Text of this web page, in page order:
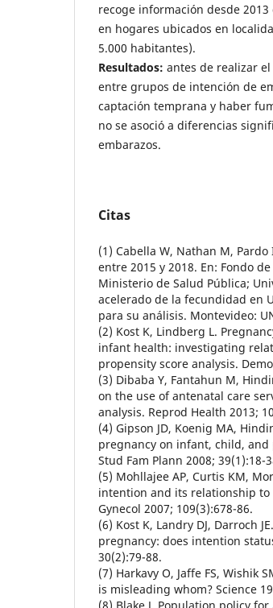
recoge información desde
en hogares ubicados en
5.000 habitantes).
Resultados: antes de realizar
entre grupos de intención de
captación temprana y haber
no se asoció a diferencias
embarazos.
Citas
(1) Cabella W, Nathan M,
entre 2015 y 2018. En: Fondo
Ministerio de Salud Pública;
acelerado de la fecundidad en
para su análisis. Montevideo:
(2) Kost K, Lindberg L.
infant health: investigating
propensity score analysis.
(3) Dibaba Y, Fantahun M,
on the use of antenatal care
analysis. Reprod Health 2013;
(4) Gipson JD, Koenig MA,
pregnancy on infant, child,
Stud Fam Plann 2008; 39(1):18-
(5) Mohllajee AP, Curtis KM,
intention and its relationship
Gynecol 2007; 109(3):678-86.
(6) Kost K, Landry DJ, Darroch
pregnancy: does intention
30(2):79-88.
(7) Harkavy O, Jaffe FS, Wishik
is misleading whom? Science